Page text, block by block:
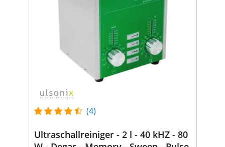
(4)
Ultraschallreiniger - 2 l - 40 kHZ - 80